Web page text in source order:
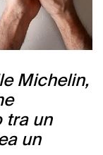
Michelin,
un
un